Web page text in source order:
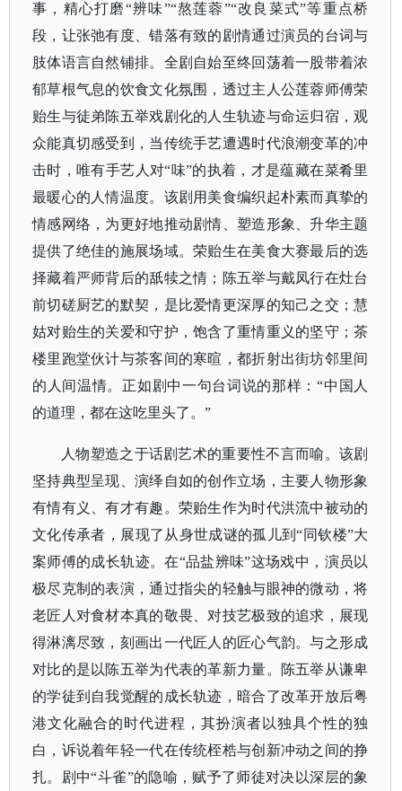
事，精心打磨“辨味”“熬莲蓉”“改良菜式”等重点桥
段，让张弛有度、错落有致的剧情通过演员的台词与
肢体语言自然铺排。全剧自始至终回荡着一股带着浓
郁草根气息的饮食文化氛围，透过主人公莲蓉师傅荣
贻生与徒弟陈五举戏剧化的人生轨迹与命运归宿，观
众能真切感受到，当传统手艺遭遇时代浪潮变革的冲
击时，唯有手艺人对“味”的执着，才是蕴藏在菜肴里
最暖心的人情温度。该剧用美食编织起朴素而真挚的
情感网络，为更好地推动剧情、塑造形象、升华主题
提供了绝佳的施展场域。荣贻生在美食大赛最后的选
择藏着严师背后的舐犊之情；陈五举与戴凤行在灶台
前切磋厨艺的默契，是比爱情更深厚的知己之交；慧
姑对贻生的关爱和守护，饱含了重情重义的坚守；茶
楼里跑堂伙计与茶客间的寒暄，都折射出街坊邻里间
的人间温情。正如剧中一句台词说的那样：“中国人
的道理，都在这吃里头了。”
人物塑造之于话剧艺术的重要性不言而喻。该剧
坚持典型呈现、演绎自如的创作立场，主要人物形象
有情有义、有才有趣。荣贻生作为时代洪流中被动的
文化传承者，展现了从身世成谜的孤儿到“同钦楼”大
案师傅的成长轨迹。在“品盐辨味”这场戏中，演员以
极尽克制的表演，通过指尖的轻触与眼神的微动，将
老匠人对食材本真的敬畏、对技艺极致的追求，展现
得淋漓尽致，刻画出一代匠人的匠心气韵。与之形成
对比的是以陈五举为代表的革新力量。陈五举从谦卑
的学徒到自我觉醒的成长轨迹，暗合了改革开放后粤
港文化融合的时代进程，其扮演者以独具个性的独
白，诉说着年轻一代在传统桎梏与创新冲动之间的挣
扎。剧中“斗雀”的隐喻，赋予了师徒对决以深层的象